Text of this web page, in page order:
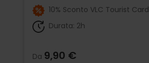
10% Sconto VLC Tourist Card
Durata: 2h
Da 9,90 €